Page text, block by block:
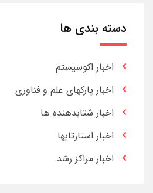
دسته بندی ها
اخبار اکوسیستم
اخبار پارکهای علم و فناوری
اخبار شتابدهنده ها
اخبار استارتاپها
اخبار مراکز رشد